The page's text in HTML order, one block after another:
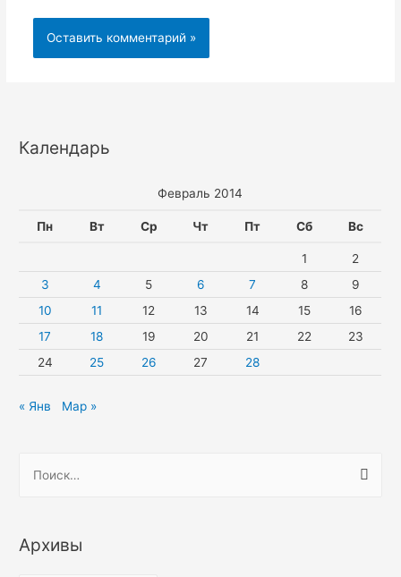
Календарь
Февраль 2014
Пн Вт Ср Чт Пт Сб Вс
1
2
3
4 5 6 7 8
9
10
11 12 13 14 15
16
17
18 19 20 21 22
23
24
25 26 27 28
« Янв Мар »
т
Архивы